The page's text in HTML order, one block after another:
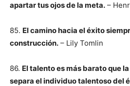
apartar tus ojos de la meta. –
85. El camino hacia el éxito
construcción. – Lily Tomlin
86. El talento es más barato que
separa el individuo talentoso del